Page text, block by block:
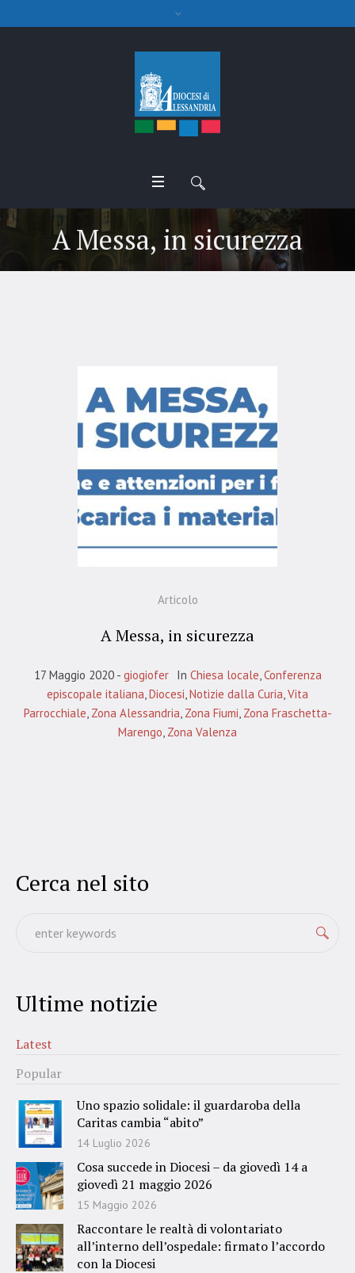
A Messa, in sicurezza
Articolo
A Messa, in sicurezza
17 Maggio 2020 giogiofer In Chiesa locale Conferenza
episcopale italiana Diocesi Notizie dalla Curia Vita
Parrocchiale Zona Alessandria Zona Fiumi Zona Fraschetta-
Marengo Zona Valenza
Cerca nel sito
Ultime notizie
Latest
Popular
Uno spazio solidale: il guardaroba della
Caritas cambia “abito”
14 Luglio 2026
Cosa succede in Diocesi – da giovedì 14 a
giovedì 21 maggio 2026
15 Maggio 2026
Raccontare le realtà di volontariato
all’interno dell’ospedale: firmato l’accordo
con la Diocesi